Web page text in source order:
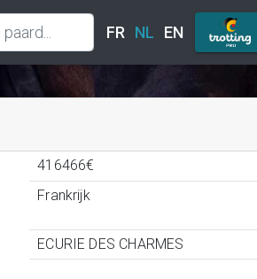
FR NL EN
416466€
Frankrijk
ECURIE DES CHARMES